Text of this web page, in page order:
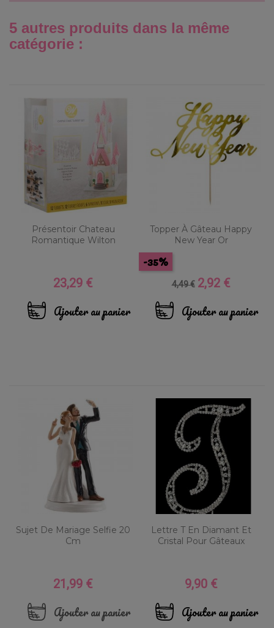
5 autres produits dans la même
catégorie :
Présentoir Chateau
Romantique Wilton
Prix
23,29 €
Ajouter au panier
Topper À Gâteau Happy
New Year Or
Prix
base
4,49 €
-35%
Prix
2,92 €
Ajouter au panier
Sujet De Mariage Selfie 20
Cm
Prix
21,99 €
Ajouter au panier
Lettre T En Diamant Et
Cristal Pour Gâteaux
Prix
9,90 €
Ajouter au panier